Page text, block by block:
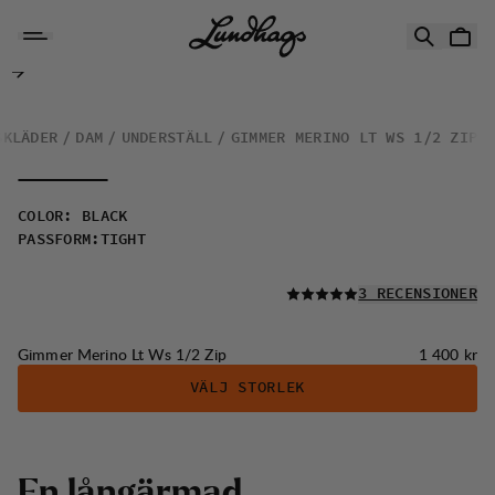
Gimmer Merino Lt Ws 1/2 Zip
DAM UNDERSTÄLL GIMMER MERINO LT WS 1/2 ZIP
COLOR :
BLACK
PASSFORM : TIGHT
LÄS ALLA
3 RECENSIONER
Gimmer Merino Lt Ws 1/2 Zip Pris:
1 400 kr
VÄLJ STORLEK